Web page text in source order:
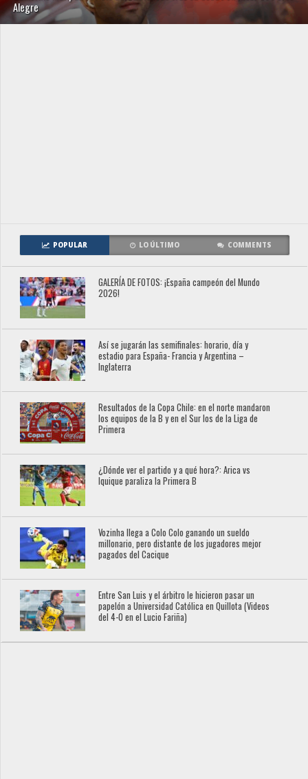
Alegre
POPULAR LO ÚLTIMO COMMENTS
GALERÍA DE FOTOS: ¡España campeón del Mundo
2026!
Así se jugarán las semifinales: horario, día y
estadio para España- Francia y Argentina –
Inglaterra
Resultados de la Copa Chile: en el norte mandaron
los equipos de la B y en el Sur los de la Liga de
Primera
¿Dónde ver el partido y a qué hora?: Arica vs
Iquique paraliza la Primera B
Vozinha llega a Colo Colo ganando un sueldo
millonario, pero distante de los jugadores mejor
pagados del Cacique
Entre San Luis y el árbitro le hicieron pasar un
papelón a Universidad Católica en Quillota (Videos
del 4-0 en el Lucio Fariña)